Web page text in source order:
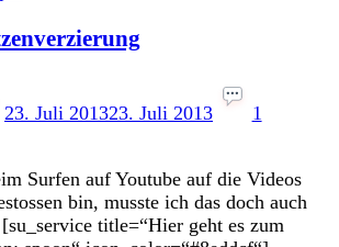
23. Juli 201323. Juli 2013
1
Surfen auf Youtube auf die Videos
bin, musste ich das doch auch
title=“Hier geht es zum